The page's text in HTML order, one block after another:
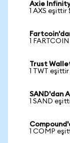
Axie
1 AXS eşittir
1
Trust
1 TWT
SAND'dan
1 SAND
1 COMP